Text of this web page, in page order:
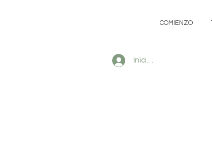
COMIENZO
Iniciar sesión